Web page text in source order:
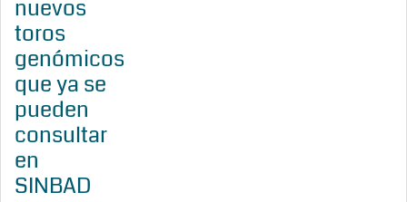
nuevos
toros
genómicos
que ya se
pueden
consultar
en
SINBAD